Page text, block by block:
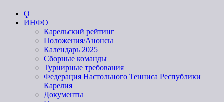
Ϙ
ИНФО
Карельский рейтинг
Положения/Анонсы
Календарь 2025
Сборные команды
Турнирные требования
Федерация Настольного Тенниса Республики
Карелия
Документы